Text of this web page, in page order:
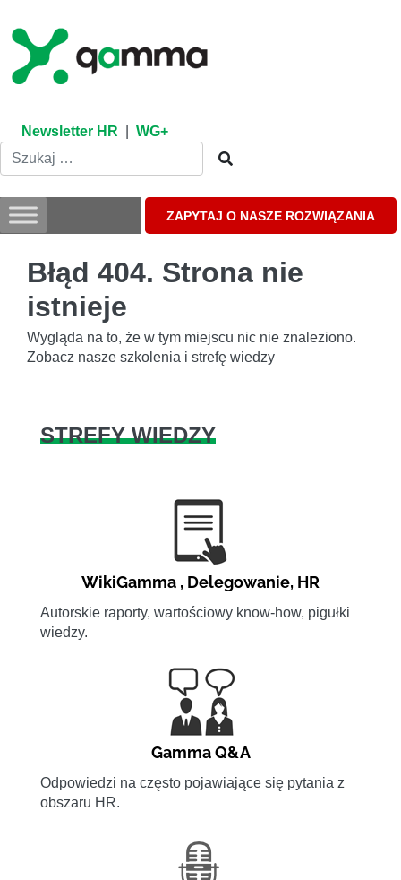
content
Newsletter HR WG+
ZAPYTAJ O NASZE ROZWIĄZANIA
Błąd 404. Strona nie
istnieje
Wygląda na to, że w tym miejscu nic nie znaleziono.
Zobacz nasze szkolenia i strefę wiedzy
STREFY WIEDZY
WikiGamma , Delegowanie, HR
Autorskie raporty, wartościowy know-how, pigułki
wiedzy.
Gamma Q&A
Odpowiedzi na często pojawiające się pytania z
obszaru HR.